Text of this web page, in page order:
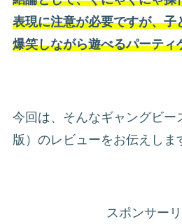
表現に注意が必要ですが、子
爆笑しながら遊べるパーティ
今回は、そんなギャングビー
版）のレビューをお伝えしま
スポンサーリ